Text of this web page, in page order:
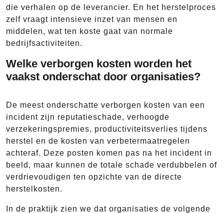
die verhalen op de leverancier. En het herstelproces
zelf vraagt intensieve inzet van mensen en
middelen, wat ten koste gaat van normale
bedrijfsactiviteiten.
Welke verborgen kosten worden het
vaakst onderschat door organisaties?
De meest onderschatte verborgen kosten van een
incident zijn reputatieschade, verhoogde
verzekeringspremies, productiviteitsverlies tijdens
herstel en de kosten van verbetermaatregelen
achteraf. Deze posten komen pas na het incident in
beeld, maar kunnen de totale schade verdubbelen of
verdrievoudigen ten opzichte van de directe
herstelkosten.
In de praktijk zien we dat organisaties de volgende